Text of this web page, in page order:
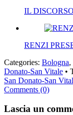
IL
RENZI
Categories: Bologna,
Donato-San Vitale •
San Donato-San
Comments (0)
Lascia un